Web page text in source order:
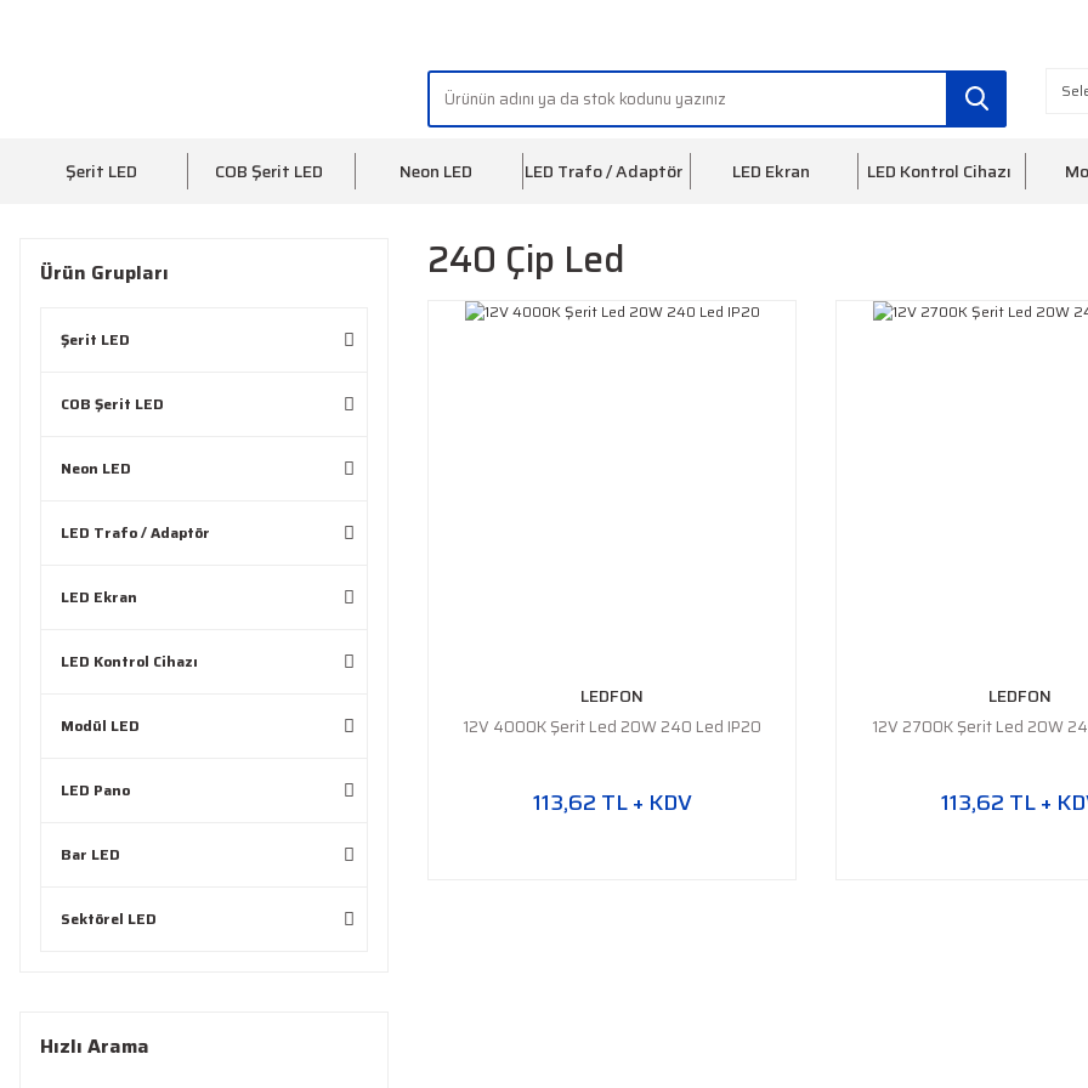
Şerit LED COB Şerit LED Neon LED LED Trafo / Adaptör LED Ekran LED Kontrol Cihazı
Ürün Grupları
Şerit LED
COB Şerit LED
Neon LED
LED Trafo / Adaptör
LED Ekran
LED Kontrol Cihazı
Modül LED
LED Pano
Bar LED
Sektörel LED
Hızlı Arama
240 Çip Led
LEDFON
12V 4000K Şerit Led 20W 240 Led IP20
113,62 TL + KDV
LEDFON
12V 2700K Şerit Led 20W
113,62 TL +